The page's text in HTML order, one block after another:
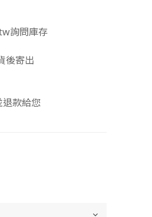
詢問庫存
後寄出
退款給您